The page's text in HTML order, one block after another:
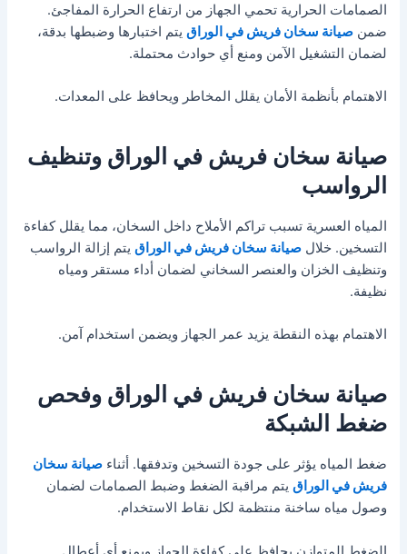
الصمامات الحرارية تحمي الجهاز من ارتفاع الحرارة المفاجئ.
ضمنصيانة سخان فريش في الوراق يتم اختبارها وضبطها بدقة،
لضمان التشغيل الآمن ومنع أي حوادث محتملة.
الاهتمام بأنظمة الأمان يقلل المخاطر ويحافظ على المعدات.
صيانة سخان فريش في الوراق وتنظيف
الرواسب
المياه العسرية تسبب تراكم الأملاح داخل السخان، مما يقلل كفاءة
التسخين. خلالصيانة سخان فريش في الوراق يتم إزالة الرواسب
وتنظيف الخزان والعنصر السخاني لضمان أداء مستقر ومياه
نظيفة.
الاهتمام بهذه النقطة يزيد عمر الجهاز ويضمن استخدام آمن.
صيانة سخان فريش في الوراق وفحص
ضغط الشبكة
ضغط المياه يؤثر على جودة التسخين وتدفقها. أثناءصيانة سخان
فريش في الوراق يتم مراقبة الضغط وضبط الصمامات لضمان
وصول مياه ساخنة منتظمة لكل نقاط الاستخدام.